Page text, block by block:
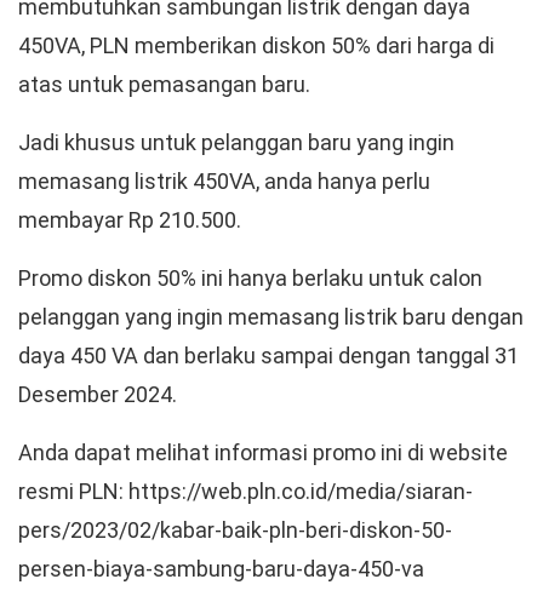
membutuhkan sambungan listrik dengan daya
450VA, PLN memberikan diskon 50% dari harga di
atas untuk pemasangan baru.
Jadi khusus untuk pelanggan baru yang ingin
memasang listrik 450VA, anda hanya perlu
membayar Rp 210.500.
Promo diskon 50% ini hanya berlaku untuk calon
pelanggan yang ingin memasang listrik baru dengan
daya 450 VA dan berlaku sampai dengan tanggal 31
Desember 2024.
Anda dapat melihat informasi promo ini di website
resmi PLN: https://web.pln.co.id/media/siaran-
pers/2023/02/kabar-baik-pln-beri-diskon-50-
persen-biaya-sambung-baru-daya-450-va